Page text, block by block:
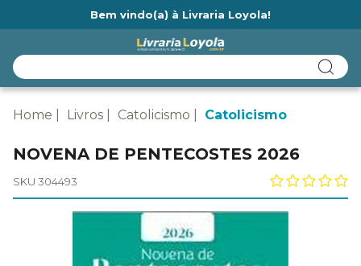
Bem vindo(a) à Livraria Loyola!
Home Livros Catolicismo Catolicismo
NOVENA DE PENTECOSTES 2026
SKU 304493